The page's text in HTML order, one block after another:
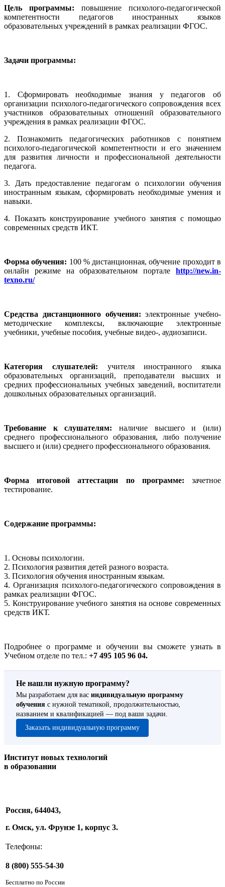
Цель программы: повышение психолого-педагогической
компетентности педагогов иностранных языков
образовательных учреждений в рамках реализации ФГОС.
Задачи программы:
1. Сформировать необходимые знания у педагогов об
организации психолого-педагогического сопровождения всех
участников образовательных отношений образовательного
учреждения в рамках реализации ФГОС.
2. Познакомить педагогических работников с понятием
психолого-педагогической компетентности и его значением
для развития личности и профессиональной деятельности
педагога.
3. Дать предоставление педагогам о психологии обучения
иностранным языкам, сформировать необходимые умения и
навыки.
4. Показать конструирование учебного занятия с помощью
современных средств ИКТ.
Форма обучения: 100 % дистанционная, обучение проходит в
онлайн режиме на образовательном портале http://new.in-
texno.ru/
Средства дистанционного обучения: электронные учебно-
методические комплексы, включающие электронные
учебники, учебные пособия, учебные видео-, аудиозаписи.
Категория слушателей: учителя иностранного языка
образовательных организаций, преподаватели высших и
средних профессиональных учебных заведений, воспитатели
дошкольных образовательных организаций.
Требование к слушателям: наличие высшего и (или)
среднего профессионального образования, либо получение
высшего и (или) среднего профессионального образования.
Форма итоговой аттестации по программе: зачетное
тестирование.
Содержание программы:
1. Основы психологии.
2. Психология развития детей разного возраста.
3. Психология обучения иностранным языкам.
4. Организация психолого-педагогического сопровождения в
рамках реализации ФГОС.
5. Конструирование учебного занятия на основе современных
средств ИКТ.
Подробнее о программе и обучении вы сможете узнать в
Учебном отделе по тел.: +7 495 105 96 04.
Не нашли нужную программу?
Мы разработаем для вас индивидуальную программу
обучения с нужной тематикой, продолжительностью,
названием и квалификацией — под ваши задачи.
Заказать индивидуальную программу
Институт новых технологий
в образовании
Россия, 644043,
г. Омск, ул. Фрунзе 1, корпус 3.
Телефоны:
8 (800) 555-54-30
Бесплатно по России